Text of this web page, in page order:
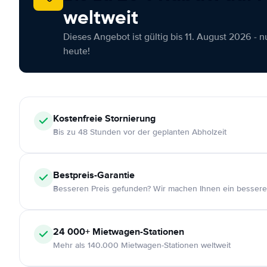
weltweit
Dieses Angebot ist gültig bis 11. August 2026 -
heute!
KostenfreieStornierung
Bis zu 48 Stunden vor der geplanten Abholzeit
Bestpreis-Garantie
Besseren Preis gefunden? Wir machen Ihnen ein
24 000+ Mietwagen-Stationen
Mehr als 140.000 Mietwagen-Stationen weltweit